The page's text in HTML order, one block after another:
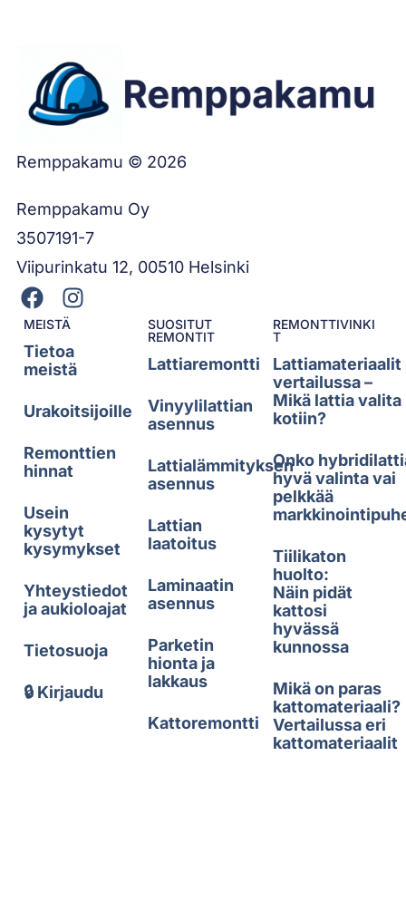
Remppakamu © 2026
Remppakamu Oy
3507191-7
Viipurinkatu 12, 00510 Helsinki
MEISTÄ
Tietoa
meistä
Urakoitsijoille
Remonttien
hinnat
Usein
kysytyt
kysymykset
Yhteystiedot
ja aukioloajat
Tietosuoja
🔒 Kirjaudu
SUOSITUT
REMONTIT
Lattiaremontti
Vinyylilattian
asennus
Lattialämmityksen
asennus
Lattian
laatoitus
Laminaatin
asennus
Parketin
hionta ja
lakkaus
Kattoremontti
REMONTTIVINKI
T
Lattiamateriaalit
vertailussa –
Mikä lattia valita
kotiin?
Onko
hyvä valinta vai
pelkkää
Tiilikaton
huolto:
Näin pidät
kattosi
hyvässä
kunnossa
Mikä on paras
kattomateriaali?
Vertailussa eri
kattomateriaalit